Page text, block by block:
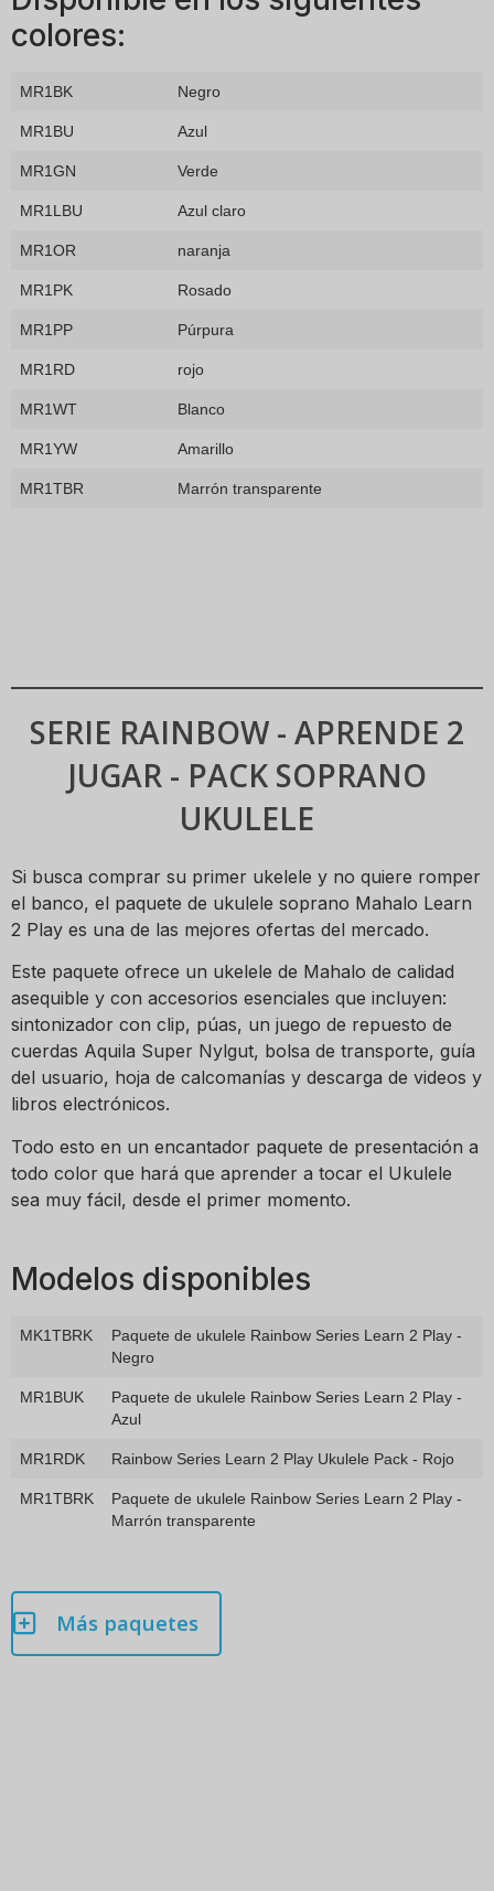
colores:
MR1BK Negro
MR1BU Azul
MR1GN Verde
MR1LBU Azul claro
MR1OR naranja
MR1PK Rosado
MR1PP Púrpura
MR1RD rojo
MR1WT Blanco
MR1YW Amarillo
MR1TBR Marrón transparente
SERIE RAINBOW - APRENDE 2
JUGAR - PACK SOPRANO
UKULELE
Si busca comprar su primer ukelele y no quiere romper
el banco, el paquete de ukulele soprano Mahalo Learn
2 Play es una de las mejores ofertas del mercado.
Este paquete ofrece un ukelele de Mahalo de calidad
asequible y con accesorios esenciales que incluyen:
sintonizador con clip, púas, un juego de repuesto de
cuerdas Aquila Super Nylgut, bolsa de transporte, guía
del usuario, hoja de calcomanías y descarga de videos y
libros electrónicos.
Todo esto en un encantador paquete de presentación a
todo color que hará que aprender a tocar el Ukulele
sea muy fácil, desde el primer momento.
Modelos disponibles
MK1TBRK
Paquete de ukulele Rainbow Series Learn 2 Play -
Negro
MR1BUK
Paquete de ukulele Rainbow Series Learn 2 Play -
Azul
MR1RDK Rainbow Series Learn 2 Play Ukulele Pack - Rojo
MR1TBRK
Paquete de ukulele Rainbow Series Learn 2 Play -
Marrón transparente
Más paquetes